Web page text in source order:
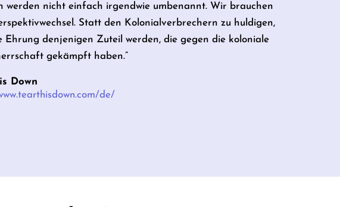
werden nicht einfach irgendwie umbenannt. Wir brauchen
Statt den Kolonialverbrechern zu huldigen,
Ehrung denjenigen Zuteil werden, die gegen die koloniale
gekämpft haben.”
Down
de/